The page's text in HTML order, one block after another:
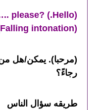
….. please?
intonation)
(مرحبا). يمكن/هل
رجاءً؟
طريقه سؤال الناس